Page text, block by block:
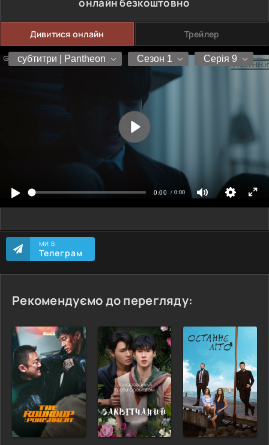
Дивитися онлайн Трейлер
МИ В
Телеграм
Рекомендуємо до перегляду: